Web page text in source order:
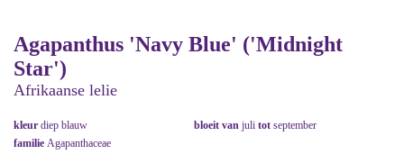
Agapanthus 'Navy Blue' ('Midnight
Star')
Afrikaanse lelie
kleur diep blauw bloeit van juli tot september
familie Agapanthaceae